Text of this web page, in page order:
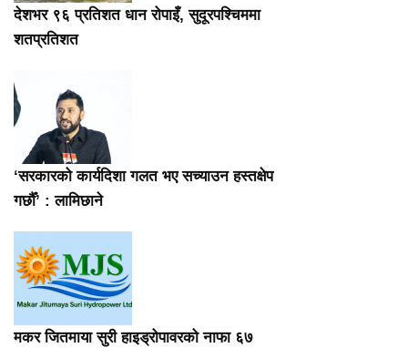
देशभर ९६ प्रतिशत धान रोपाइँ, सुदूरपश्चिममा
शतप्रतिशत
‘सरकारको कार्यदिशा गलत भए सच्याउन हस्तक्षेप
गर्छौँ’ : लामिछाने
मकर जितमाया सुरी हाइड्रोपावरको नाफा ६७